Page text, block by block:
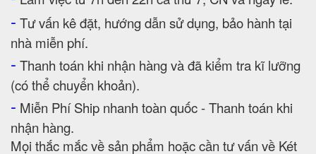
- Tư vấn kê đặt, hướng dẫn sử dụng, bảo hành tại
nhà miễn phí.
- Thanh toán khi nhận hàng và đã kiểm tra kĩ lưỡng
(có thể chuyển khoản).
- Miễn Phí Ship nhanh toàn quốc - Thanh toán khi
nhận hàng.
Mọi thắc mắc về sản phẩm hoặc cần tư vấn về Két